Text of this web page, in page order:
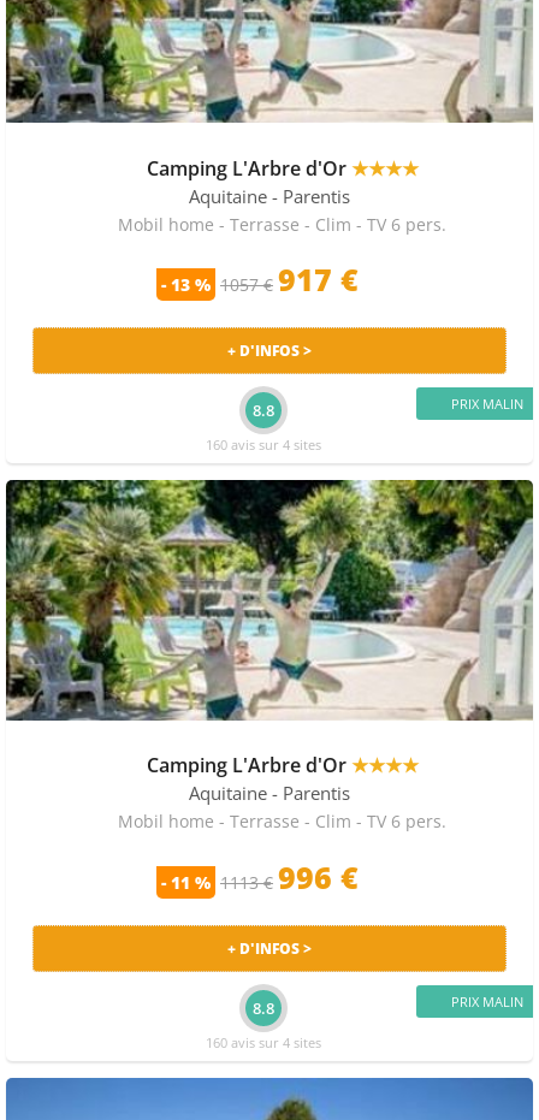
Camping L'Arbre d'Or★★★★
Aquitaine - Parentis
Mobil home - Terrasse - Clim - TV 6 pers.
- 13 % 1057 € 917 €
PRIX MALIN
+ D'INFOS >
8.8
160 avis sur 4 sites
Camping L'Arbre d'Or★★★★
Aquitaine - Parentis
Mobil home - Terrasse - Clim - TV 6 pers.
- 11 % 1113 € 996 €
PRIX MALIN
+ D'INFOS >
8.8
160 avis sur 4 sites